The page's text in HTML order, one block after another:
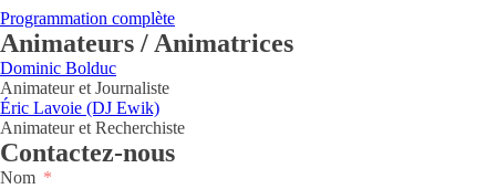
Programmation complète
Animateurs / Animatrices
Dominic Bolduc
Animateur et Journaliste
Éric Lavoie (DJ Ewik)
Animateur et Recherchiste
Contactez-nous
Nom